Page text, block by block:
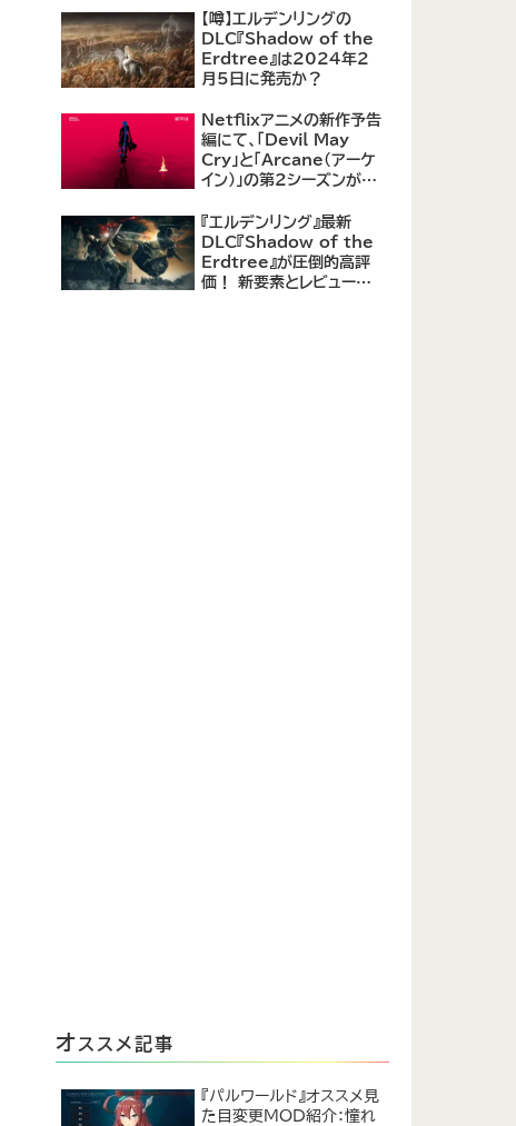
【噂】エルデンリングの
DLC『Shadow of the
Erdtree』は2024年2
月5日に発売か？
Netflixアニメの新作予告
編にて、「Devil May
Cry」と「Arcane（アーケ
イン）」の第2シーズンが紹
『エルデンリング』最新
DLC『Shadow of the
Erdtree』が圧倒的高評
価！ 新要素とレビューま
オ ススメ記事
『パルワールド』オススメ見
た目変更MOD紹介：憧れ